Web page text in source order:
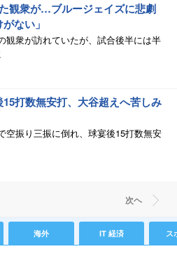
観衆が…ブルージェイズに悲劇
ない」
観衆が訪れていたが、試合後半には半
打数無安打、大谷超えへ苦しみ
空振り三振に倒れ、球宴後15打数無安
次ヘ
海外 IT 経済 ス